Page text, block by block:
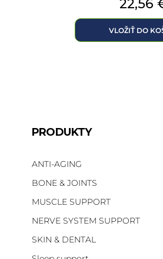
Cena
22,56
VLOŽIŤ DO
PRODUKTY
ANTI-AGING
BONE & JOINTS
MUSCLE SUPPORT
NERVE SYSTEM SUPPORT
SKIN & DENTAL